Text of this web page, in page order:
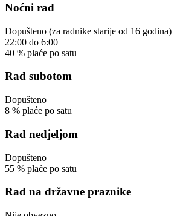
Noćni rad
Dopušteno (za radnike starije od 16 godina)
22:00 do 6:00
40 % plaće po satu
Rad subotom
Dopušteno
8 % plaće po satu
Rad nedjeljom
Dopušteno
55 % plaće po satu
Rad na državne praznike